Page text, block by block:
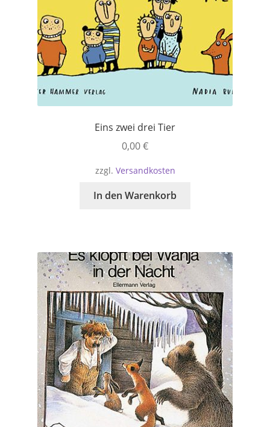
Eins zwei drei Tier
0,00€
zzgl. Versandkosten
In den Warenkorb